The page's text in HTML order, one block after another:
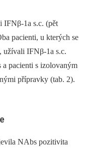
IFNβ-1a s.c. (pět
pacienti, u kterých se
užívali IFNβ-1a s.c.
pacienti s izolovaným
přípravky (tab. 2).
NAbs pozitivita